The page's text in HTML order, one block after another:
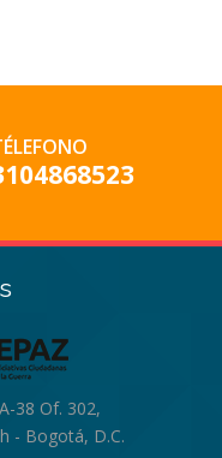
38 Of. 302,
- Bogotá, D.C.